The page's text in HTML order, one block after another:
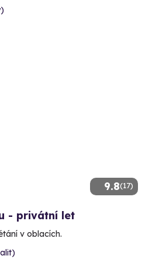
9.8(17)
- privátní let
v oblacích.